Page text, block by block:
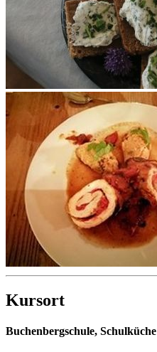
Kursort
Buchenbergschule, Schulküche